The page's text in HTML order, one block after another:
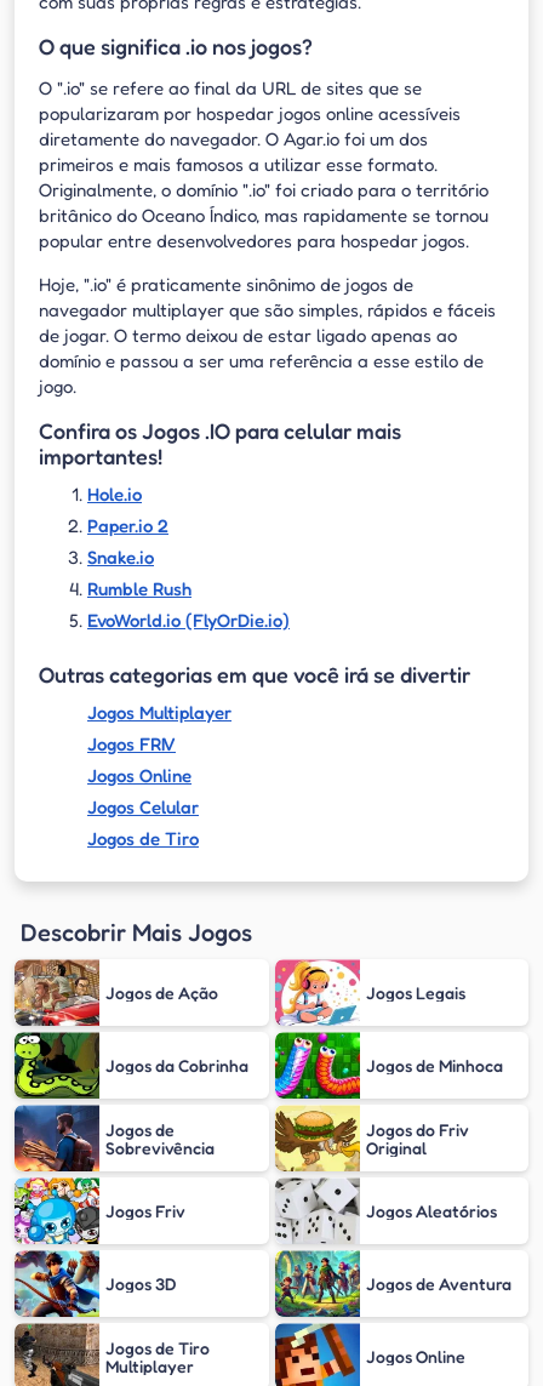
O que significa .io nos jogos?
O ".io" se refere ao final da URL de sites que se
popularizaram por hospedar jogos online acessíveis
diretamente do navegador. O Agar.io foi um dos
primeiros e mais famosos a utilizar esse formato.
Originalmente, o domínio ".io" foi criado para o território
britânico do Oceano Índico, mas rapidamente se tornou
popular entre desenvolvedores para hospedar jogos.
Hoje, ".io" é praticamente sinônimo de jogos de
navegador multiplayer que são simples, rápidos e fáceis
de jogar. O termo deixou de estar ligado apenas ao
domínio e passou a ser uma referência a esse estilo de
jogo.
Confira os Jogos .IO para celular mais
importantes!
Hole.io
Paper.io 2
Snake.io
Rumble Rush
EvoWorld.io (FlyOrDie.io)
Outras categorias em que você irá se divertir
Jogos Multiplayer
Jogos FRIV
Jogos Online
Jogos Celular
Jogos de Tiro
Descobrir Mais Jogos
Jogos de Ação Jogos Legais
Jogos da Cobrinha Jogos de Minhoca
Jogos de
Sobrevivência
Jogos do Friv
Original
Jogos Friv Jogos Aleatórios
Jogos 3D Jogos de Aventura
Jogos de Tiro
Multiplayer
Jogos Online